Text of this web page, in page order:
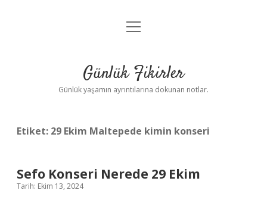
Anasayfa
Yasal Uyarı
menüyü
Günlük Fikirler
Günlük yaşamın ayrıntılarına dokunan notlar.
Etiket: 29 Ekim Maltepede kimin konseri
Sefo Konseri Nerede 29 Ekim
Tarih: Ekim 13, 2024